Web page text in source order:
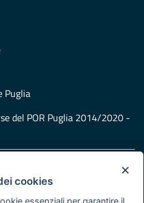
Puglia
del POR Puglia 2014/2020 -
×
cookies
essenziali per garantire il